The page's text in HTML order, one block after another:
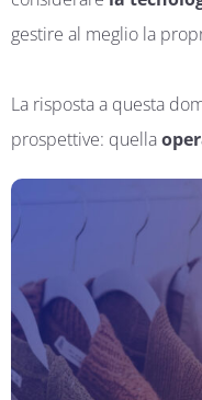
gestire al meglio la
La risposta a questa
prospettive: quella